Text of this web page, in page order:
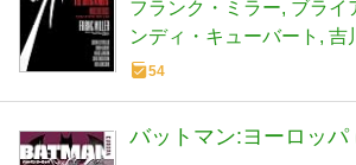
フランク・ミラー ブライ
ンディ・キューバート
吉
54
バットマン:ヨーロッパ